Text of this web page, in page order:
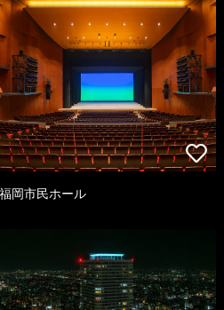
福岡市民ホール